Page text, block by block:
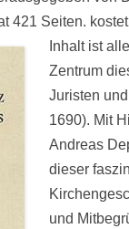
421 Seiten.
Inhalt ist
Zentrum
Juristen
1690). Mit
Andreas
dieser
und